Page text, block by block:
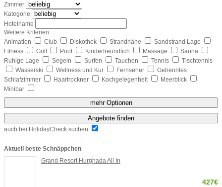
Zimmer
Kategorie
Hotelname
Weitere Kriterien
Animation
Club Diskothek Strandnähe
Sandstrand Lage
Fitness
Golf Pool Kinderfreundlich Massage
Sauna
Ruhige Lage
Segeln Surfen Tauchen Tennis
Tischtennis
Wasserski
Wellness und Kur Fernseher
Getrenntes
Schlafzimmer
Haartrockner Kochgelegenheit
Meerblick
Minibar
mehr Optionen
Angebote finden
auch bei HolidayCheck suchen
Aktuell beste Schnäppchen
Grand Resort Hurghada All In
427€